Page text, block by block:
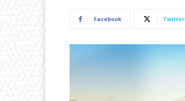
Facebook Twitter